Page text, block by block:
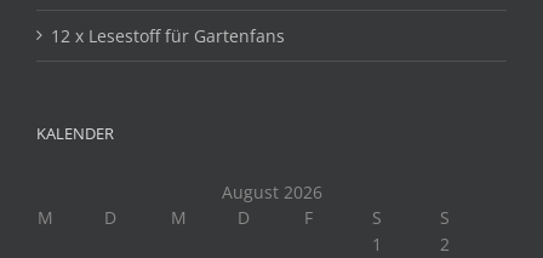
12 x Lesestoff für Gartenfans
KALENDER
August 2026
M
D M D F S
S
1
2